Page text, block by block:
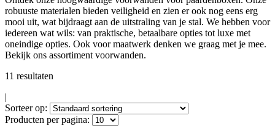
robuuste materialen bieden veiligheid en zien er ook nog eens erg
mooi uit, wat bijdraagt aan de uitstraling van je stal. We hebben voor
iedereen wat wils: van praktische, betaalbare opties tot luxe met
oneindige opties. Ook voor maatwerk denken we graag met je mee.
Bekijk ons assortiment voorwanden.
11 resultaten
|
Sorteer op:
Producten per pagina: